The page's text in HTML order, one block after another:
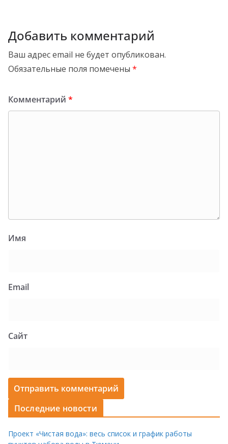
Добавить комментарий
Ваш адрес email не будет опубликован.
Обязательные поля помечены *
Комментарий *
Имя
Email
Сайт
Последние новости
Проект «Чистая вода»: весь список и график работы